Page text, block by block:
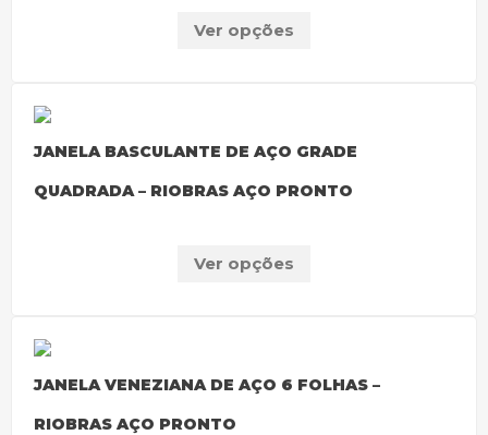
Ver opções
JANELA BASCULANTE DE AÇO GRADE
QUADRADA – RIOBRAS AÇO PRONTO
Ver opções
JANELA VENEZIANA DE AÇO 6 FOLHAS –
RIOBRAS AÇO PRONTO